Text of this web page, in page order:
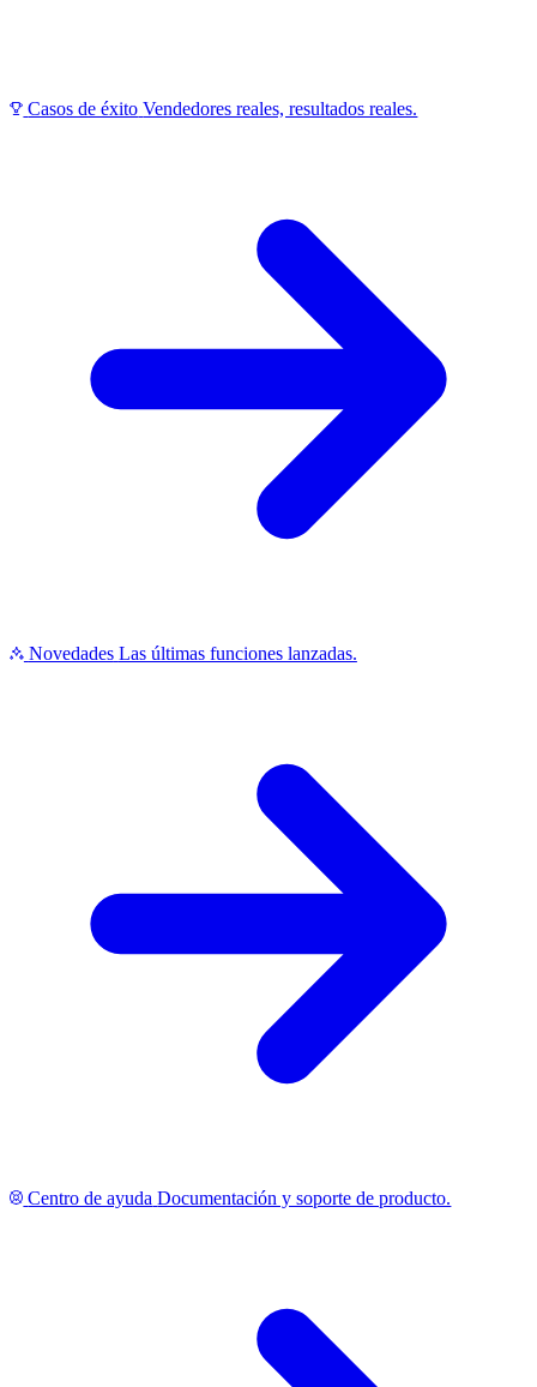
Casos de éxito Vendedores reales, resultados reales.
Novedades Las últimas funciones lanzadas.
Centro de ayuda Documentación y soporte de producto.